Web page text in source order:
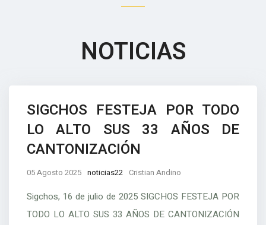
NOTICIAS
SIGCHOS FESTEJA POR TODO
LO ALTO SUS 33 AÑOS DE
CANTONIZACIÓN
05 Agosto 2025 noticias22 Cristian Andino
Sigchos, 16 de julio de 2025 SIGCHOS FESTEJA POR
TODO LO ALTO SUS 33 AÑOS DE CANTONIZACIÓN